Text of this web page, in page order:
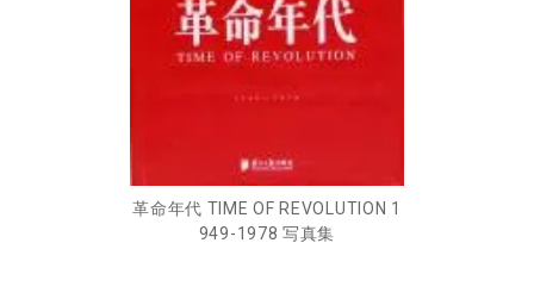
革命年代 TIME OF REVOLUTION 1
949-1978 写真集